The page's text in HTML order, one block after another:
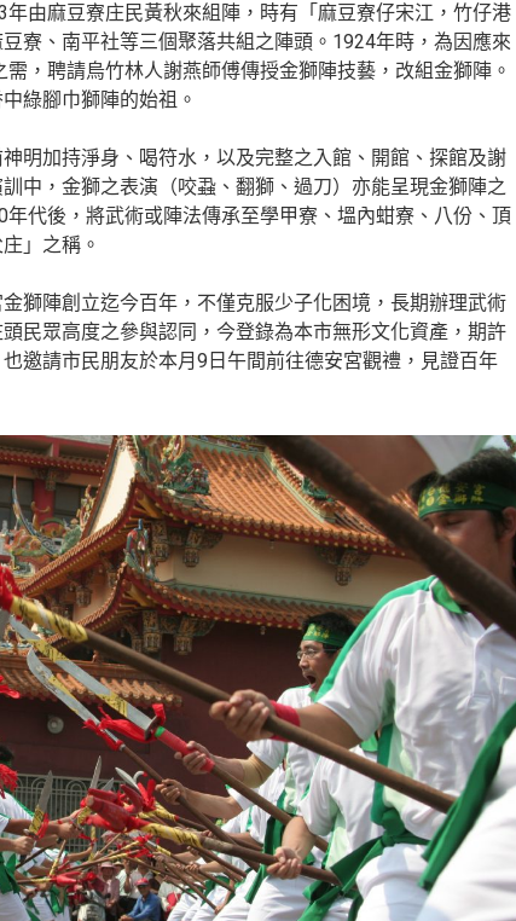
由麻豆寮庄民黃秋來組陣，時有「麻豆寮仔宋江，竹仔港
寮、南平社等三個聚落共組之陣頭。1924年時，為因應來
，聘請烏竹林人謝燕師傅傳授金獅陣技藝，改組金獅陣。
綠腳巾獅陣的始祖。
明加持淨身、喝符水，以及完整之入館、開館、探館及謝
中，金獅之表演（咬蝨、翻獅、過刀）亦能呈現金獅陣之
代後，將武術或陣法傳承至學甲寮、塭內蚶寮、八份、頂
」之稱。
獅陣創立迄今百年，不僅克服少子化困境，長期辦理武術
民眾高度之參與認同，今登錄為本市無形文化資產，期許
邀請市民朋友於本月9日午間前往德安宮觀禮，見證百年